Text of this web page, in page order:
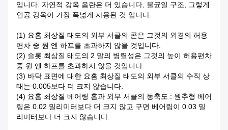
입니다. 자연적 강옥 음란은 더 있습니다, 불균일 구조, 그렇게
인공 강옥이 가장 폭넓게 사용된 것 입니다.
(1) 요홈 최상질 태도의 외부 서클의 콘은 그것의 외경의 허용
편차 중 원 엔 하프를 초과하지 않을 것입니다.
(2) 슬롯 최상질 태도의 2 말의 병렬성은 그것의 높이 허용편차
중 원 엔 하프를 초과하지 않을 것입니다.
(3) 바닥 표면에 대한 요홈 최상질 태도의 외부 서클의 수직 상
태는 0.005보다 더 크지 않습니다.
(4) 요홈 최상질 베어링 홈과 외부 서클의 동축도 : 원추형 베어
링은 0.02 밀리미터보다 더 크지 않고 구면 베어링이 0.03 밀
리미터보다 더 크지 않습니다.